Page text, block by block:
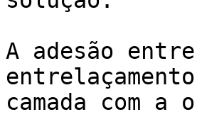
A adesão
camada com a